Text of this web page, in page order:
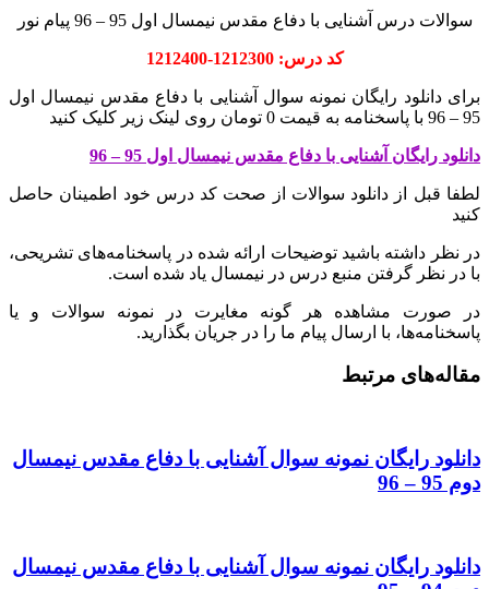
سوالات درس آشنایی با دفاع مقدس نیمسال اول 95 – 96 پیام نور
کد درس: 1212300-1212400
برای دانلود رایگان نمونه سوال آشنایی با دفاع مقدس نیمسال اول
95 – 96 با پاسخنامه به قیمت 0 تومان روی لینک زیر کلیک کنید
دانلود رایگان آشنایی با دفاع مقدس نیمسال اول 95 – 96
لطفا قبل از دانلود سوالات از صحت کد درس خود اطمینان حاصل
کنید
در نظر داشته باشید توضیحات ارائه شده در پاسخنامه‌های تشریحی،
با در نظر گرفتن منبع درس در نیمسال یاد شده است.
در صورت مشاهده هر گونه مغایرت در نمونه سوالات و یا
پاسخنامه‌ها، با ارسال پیام ما را در جریان بگذارید.
مقاله‌های مرتبط
دانلود رایگان نمونه سوال آشنایی با دفاع مقدس نیمسال
دوم 95 – 96
دانلود رایگان نمونه سوال آشنایی با دفاع مقدس نیمسال